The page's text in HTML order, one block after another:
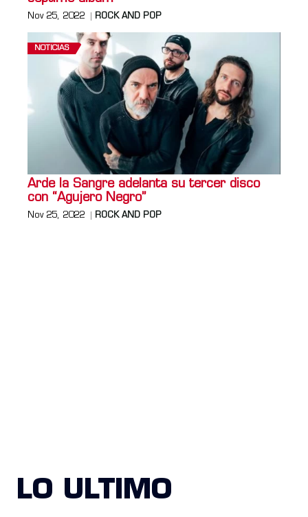
Nov 25, 2022 ROCK AND POP
NOTICIAS
Arde la Sangre adelanta su tercer disco
con “Agujero Negro”
Nov 25, 2022 ROCK AND POP
LO ULTIMO